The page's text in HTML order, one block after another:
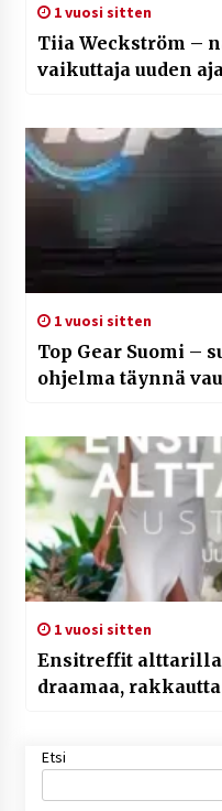
1 vuosi sitten
Tiia Weckström –
vaikuttaja uuden
1 vuosi sitten
Top Gear Suomi –
ohjelma täynnä
1 vuosi sitten
Ensitreffit alttarilla
draamaa,
Etsi